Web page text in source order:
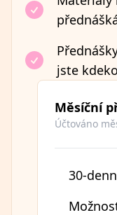
jste
Měsíční
Účtováno
30-